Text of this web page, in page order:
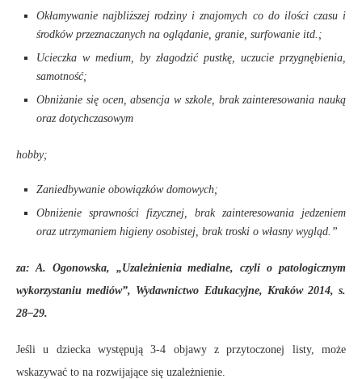
Okłamywanie najbliższej rodziny i znajomych co do ilości czasu i
środków przeznaczanych na oglądanie, granie, surfowanie itd.;
Ucieczka w medium, by złagodzić pustkę, uczucie przygnębienia,
samotność;
Obniżanie się ocen, absencja w szkole, brak zainteresowania nauką
oraz dotychczasowym
hobby;
Zaniedbywanie obowiązków domowych;
Obniżenie sprawności fizycznej, brak zainteresowania jedzeniem
oraz utrzymaniem higieny osobistej, brak troski o własny wygląd.”
za: A. Ogonowska, „Uzależnienia medialne, czyli o patologicznym
wykorzystaniu mediów”, Wydawnictwo Edukacyjne, Kraków 2014, s.
28–29.
Jeśli u dziecka występują 3-4 objawy z przytoczonej listy, może
wskazywać to na rozwijające się uzależnienie.